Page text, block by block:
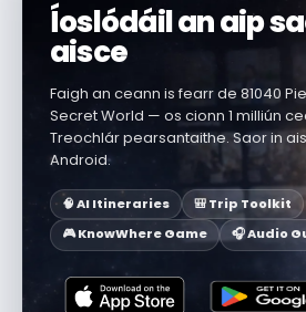
Íoslódáil an aip
aisce
Faigh an ceann is fearr de 81040
Secret World — os cionn 1 milliún
Treochlár pearsantaithe. Saor in
Android.
🧠 AI Itineraries
🎒 Trip Toolkit
🎮 KnowWhere Game
🎧 Audio